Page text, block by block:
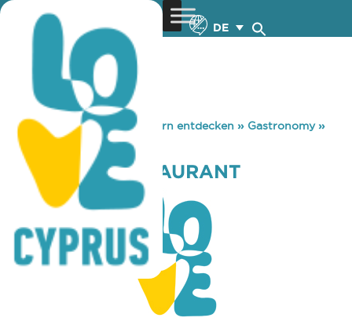
DE
You are here: Home »Zypern entdecken » Gastronomy»
ROYAL RIS RESTAURANT
ROYAL RIS RESTAURANT